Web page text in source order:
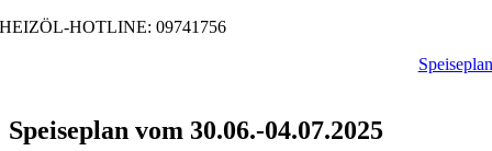
Zum
HEIZÖL-HOTLINE: 09741756
Speiseplan
Speiseplan vom 30.06.-04.07.2025